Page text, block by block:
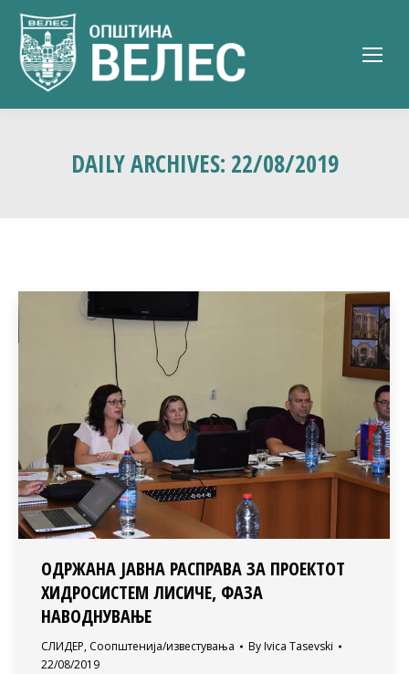
DAILY ARCHIVES: 22/08/2019
ОДРЖАНА ЈАВНА РАСПРАВА ЗА ПРОЕКТОТ
ХИДРОСИСТЕМ ЛИСИЧЕ, ФАЗА
НАВОДНУВАЊE
СЛИДЕР, Соопштенија/известувања By Ivica Tasevski
22/08/2019